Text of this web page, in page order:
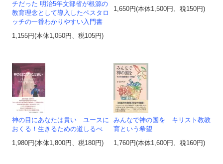
チだった 明治5年文部省が根源の
教育理念として導入したペスタロ
ッチの一番わかりやすい入門書
1,155円(本体1,050円、税105円)
1,650円(本体1,500円、税150円)
神の目にあなたは貴い ユースに
おくる！生きるための道しるべ
1,980円(本体1,800円、税180円)
みんなで神の国を キリスト教教
育という希望
1,760円(本体1,600円、税160円)